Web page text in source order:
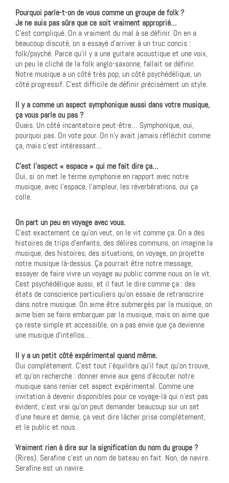
Pourquoi parle-t-on de vous comme un groupe de folk ?
Je ne suis pas sûre que ce soit vraiment approprié…
C’est compliqué. On a vraiment du mal à se définir. On en a
beaucoup discuté, on a essayé d’arriver à un truc concis :
folk/psyché. Parce qu’il y a une guitare acoustique et une voix,
un peu le cliché de la folk anglo-saxonne, fallait se définir.
Notre musique a un côté très pop, un côté psychédélique, un
côté progressif. C’est difficile de définir précisément un style.
Il y a comme un aspect symphonique aussi dans votre musique,
ça vous parle ou pas ?
Ouais. Un côté incantatoire peut-être… Symphonique, oui,
pourquoi pas. On vote pour. On n’y avait jamais réfléchit comme
ça, mais c’est intéressant…
C’est l’aspect « espace » qui me fait dire ça…
Oui, si on met le terme symphonie en rapport avec notre
musique, avec l’espace, l’ampleur, les réverbérations, oui ça
colle.
On part un peu en voyage avec vous.
C’est exactement ce qu’on veut, on le vit comme ça. On a des
histoires de trips d’enfants, des délires communs, on imagine la
musique, des histoires, des situations, on voyage, on projette
notre musique là-dessus. Ça pourrait être notre message,
essayer de faire vivre un voyage au public comme nous on le vit.
Cest psychédélique aussi, et il faut le dire comme ça : des
états de conscience particuliers qu’on essaie de retranscrire
dans notre musique. On aime être submergés par la musique, on
aime bien se faire embarquer par la musique, mais on aime que
ça reste simple et accessible, on a pas envie que ça devienne
une musique d’intellos…
Il y a un petit côté expérimental quand même.
Oui complètement. C’est tout l’équilibre qu’il faut qu’on trouve,
et qu’on recherche : donner envie aux gens d’écouter notre
musique sans renier cet aspect expérimental. Comme une
invitation à devenir disponibles pour ce voyage-là qui n’est pas
évident, c’est vrai qu’on peut demander beaucoup sur un set
d’une heure et demie, ça veut dire lâcher prise complètement,
et le public et nous.
Vraiment rien à dire sur la signification du nom du groupe ?
(Rires). Serafine c’est un nom de bateau en fait. Non, de navire.
Serafine est un navire.